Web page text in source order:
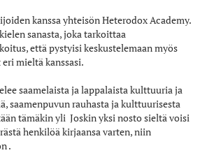
kanssa yhteisön Heterodox Academy.
sanasta, joka tarkoittaa
että pystyisi keskustelemaan myös
mieltä kanssasi.
saamelaista ja lappalaista kulttuuria ja
saamenpuvun rauhasta ja kulttuurisesta
tämäkin yli Joskin yksi nosto sieltä voisi
henkilöä kirjaansa varten, niin
.